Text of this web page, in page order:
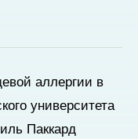
аллергии в
университета
Паккард